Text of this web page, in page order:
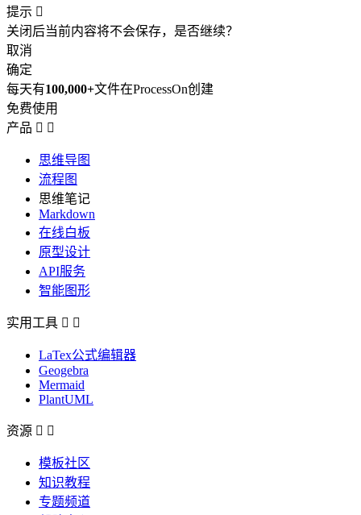
提示 
关闭后当前内容将不会保存，是否继续？
取消
确定
每天有100,000+文件在ProcessOn创建
免费使用
产品  
思维导图
流程图
思维笔记
Markdown
在线白板
原型设计
API服务
智能图形
实用工具  
LaTex公式编辑器
Geogebra
Mermaid
PlantUML
资源  
模板社区
知识教程
专题频道